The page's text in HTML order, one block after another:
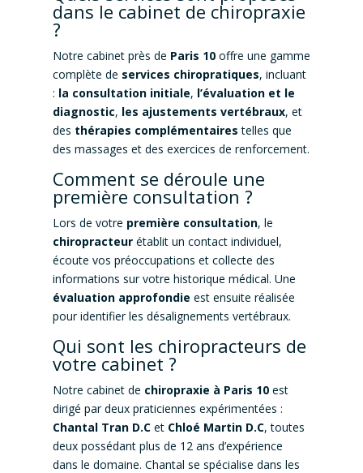
dans le cabinet de chiropraxie
?
Notre cabinet près de Paris 10offre une gamme
complète de services chiropratiques, incluant
: la consultation initiale, l’évaluation et le
diagnostic, les ajustements vertébraux, et
des thérapies complémentaires telles que
des massages et des exercices de renforcement.
Comment se déroule une
première consultation ?
Lors de votre première consultation, le
chiropracteurétablit un contact individuel,
écoute vos préoccupations et collecte des
informations sur votre historique médical. Une
évaluation approfondie est ensuite réalisée
pour identifier les désalignements vertébraux.
Qui sont les chiropracteurs de
votre cabinet ?
Notre cabinet de chiropraxie à Paris 10est
dirigé par deux praticiennes expérimentées :
Chantal Tran D.Cet Chloé Martin D.C, toutes
deux possédant plus de 12 ans d’expérience
dans le domaine. Chantal se spécialise dans les